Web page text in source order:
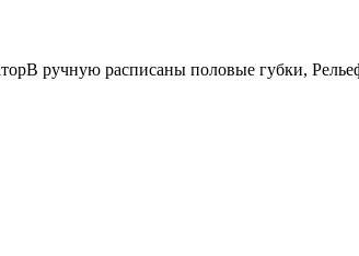
ручную расписаны половые губки,